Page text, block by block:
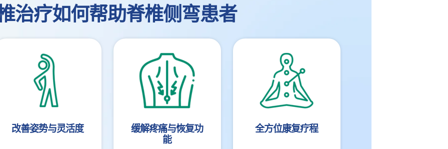
治疗如何帮助脊椎侧弯患者
改善姿势与灵活度
缓解疼痛与恢复功
能
全方位康复疗程